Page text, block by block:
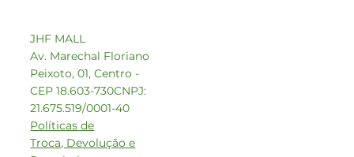
JHF MALL
Av. Marechal Floriano
Peixoto, 01, Centro -
CEP 18.603-730CNPJ:
21.675.519/0001-40
Políticas de
Troca, Devolução e